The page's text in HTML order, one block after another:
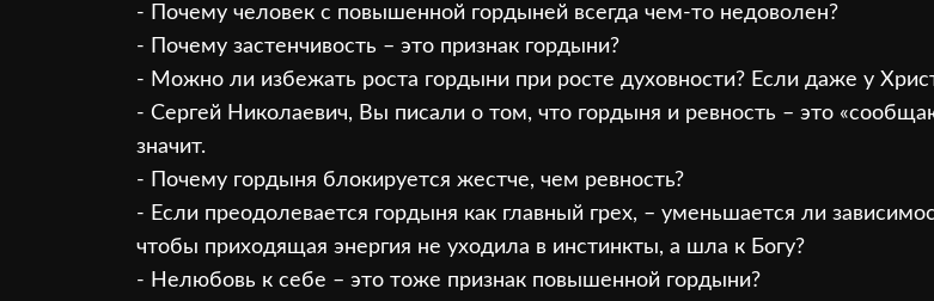
- Почему человек с повышенной гордыней всегда чем-то недоволен?
- Почему застенчивость – это признак гордыни?
- Можно ли избежать роста гордыни при росте духовности? Если даже у
- Сергей Николаевич, Вы писали о том, что гордыня и ревность – это
значит.
- Почему гордыня блокируется жестче, чем ревность?
- Если преодолевается гордыня как главный грех, – уменьшается ли
чтобы приходящая энергия не уходила в инстинкты, а шла к Богу?
- Нелюбовь к себе – это тоже признак повышенной гордыни?